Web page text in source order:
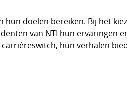
hun doelen bereiken. Bij het
van NTI hun ervaringen
hun verhalen